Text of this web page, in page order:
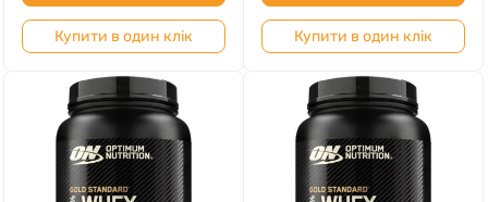
Купити в один клік Купити в один клік